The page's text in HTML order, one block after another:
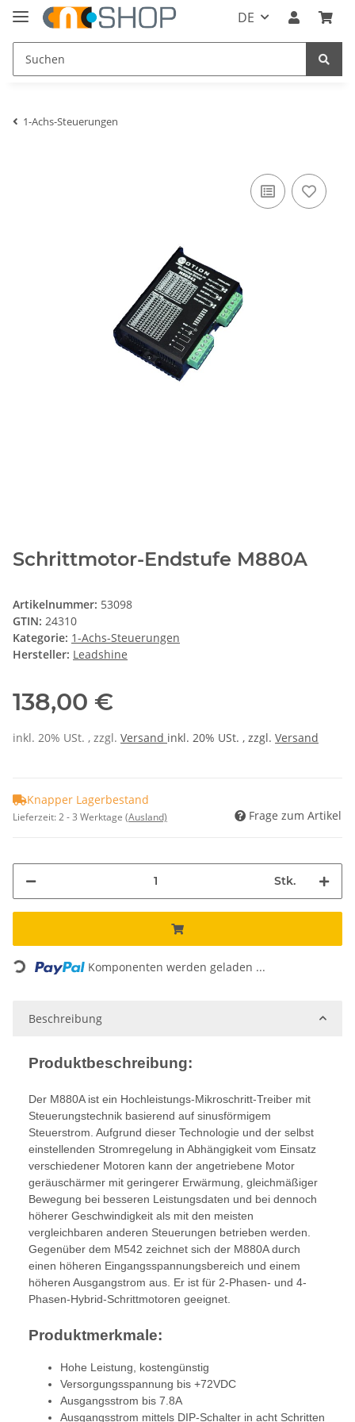
DE
1-Achs-Steuerungen
Schrittmotor-Endstufe M880A
Artikelnummer: 53098
GTIN: 24310
Kategorie: 1-Achs-Steuerungen
Hersteller: Leadshine
138,00 €
inkl. 20% USt. , zzgl. Versand inkl. 20% USt. , zzgl. Versand
Knapper Lagerbestand
Lieferzeit:2 - 3 Werktage (Ausland) Frage zum Artikel
Stk.
Loading... Komponenten werden geladen ...
Beschreibung
Produktbeschreibung:
Der M880A ist ein Hochleistungs-Mikroschritt-Treiber mit
Steuerungstechnik basierend auf sinusförmigem
Steuerstrom. Aufgrund dieser Technologie und der selbst
einstellenden Stromregelung in Abhängigkeit vom Einsatz
verschiedener Motoren kann der angetriebene Motor
geräuschärmer mit geringerer Erwärmung, gleichmäßiger
Bewegung bei besseren Leistungsdaten und bei dennoch
höherer Geschwindigkeit als mit den meisten
vergleichbaren anderen Steuerungen betrieben werden.
Gegenüber dem M542 zeichnet sich der M880A durch
einen höheren Eingangsspannungsbereich und einem
höheren Ausgangstrom aus. Er ist für 2-Phasen- und 4-
Phasen-Hybrid-Schrittmotoren geeignet.
Produktmerkmale:
Hohe Leistung, kostengünstig
Versorgungsspannung bis +72VDC
Ausgangsstrom bis 7.8A
Ausgangsstrom mittels DIP-Schalter in acht Schritten